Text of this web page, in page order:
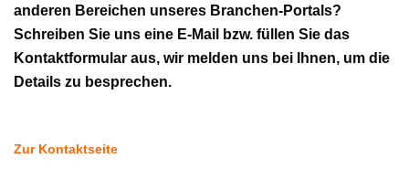
anderen Bereichen unseres Branchen-Portals?
Schreiben Sie uns eine E-Mail bzw. füllen Sie das
Kontaktformular aus, wir melden uns bei Ihnen, um die
Details zu besprechen.
Zur Kontaktseite